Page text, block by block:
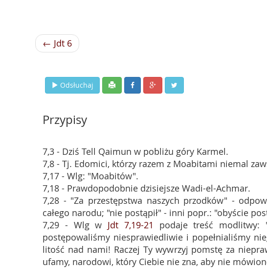
← Jdt 6
Odsłuchaj
Przypisy
7,3 - Dziś Tell Qaimun w pobliżu góry Karmel.
7,8 - Tj. Edomici, którzy razem z Moabitami niemal
7,17 - Wlg: "Moabitów".
7,18 - Prawdopodobnie dzisiejsze Wadi-el-Achmar.
7,28 - "Za przestępstwa naszych przodków" -
całego narodu; "nie postąpił" - inni popr.: "obyście
7,29 - Wlg w Jdt 7,19-21
podaje treść modlitwy:
postępowaliśmy niesprawiedliwie i popełnialiśmy
litość nad nami! Raczej Ty wywrzyj pomstę za
ufamy, narodowi, który Ciebie nie zna, aby nie